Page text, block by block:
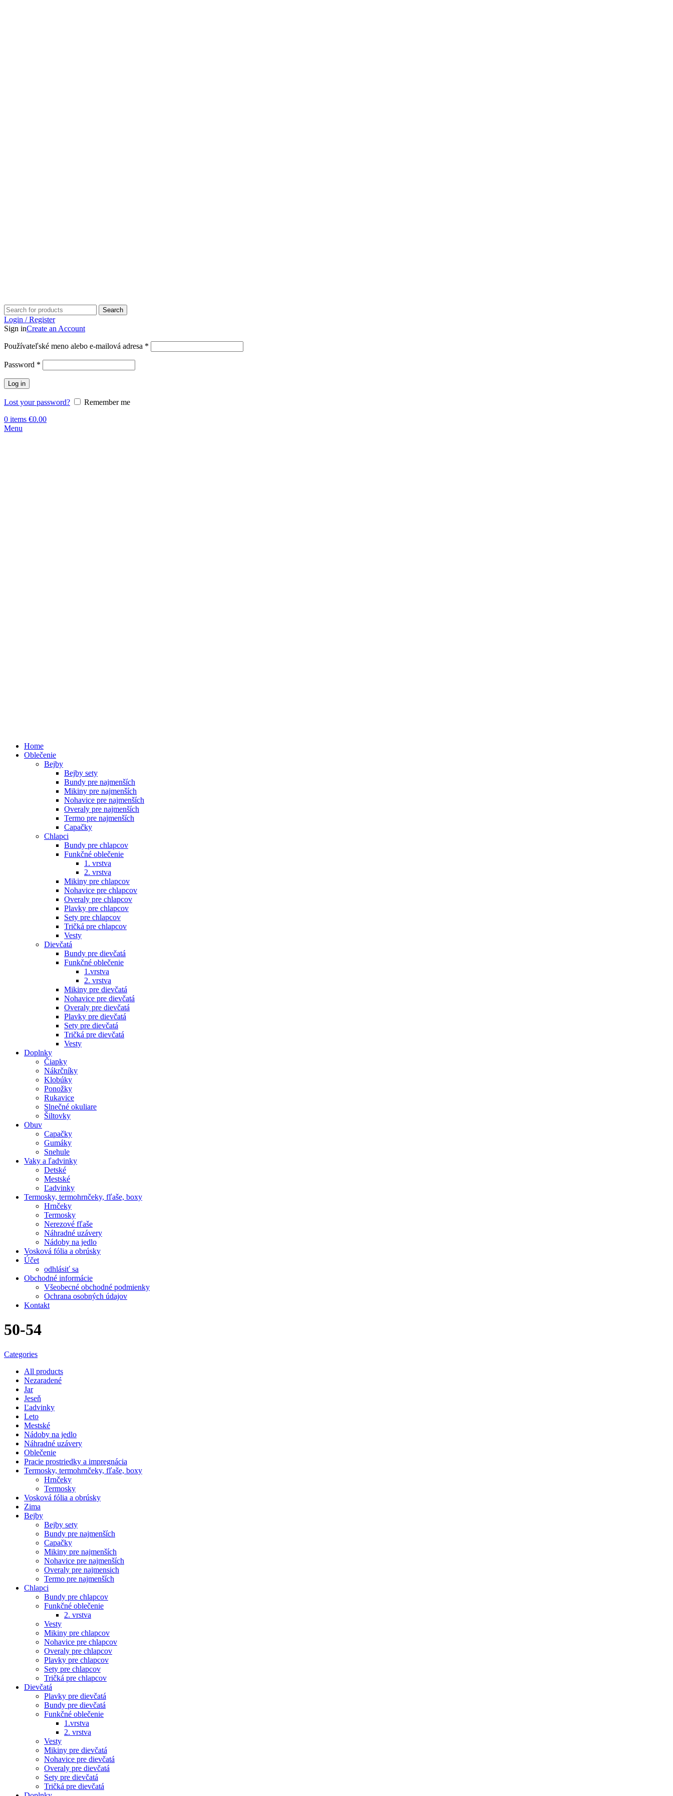
Search
Login / Register
Sign inCreate an Account
Používateľské meno alebo e-mailová adresa *
Password *
Log in
Lost your password?
Remember me
0 items €0.00
Menu
Home
Oblečenie
Bejby
Bejby sety
Bundy pre najmenších
Mikiny pre najmenších
Nohavice pre najmenších
Overaly pre najmenších
Termo pre najmenších
Capačky
Chlapci
Bundy pre chlapcov
Funkčné oblečenie
1. vrstva
2. vrstva
Mikiny pre chlapcov
Nohavice pre chlapcov
Overaly pre chlapcov
Plavky pre chlapcov
Sety pre chlapcov
Tričká pre chlapcov
Vesty
Dievčatá
Bundy pre dievčatá
Funkčné oblečenie
1.vrstva
2. vrstva
Mikiny pre dievčatá
Nohavice pre dievčatá
Overaly pre dievčatá
Plavky pre dievčatá
Sety pre dievčatá
Tričká pre dievčatá
Vesty
Doplnky
Čiapky
Nákrčníky
Klobúky
Ponožky
Rukavice
Slnečné okuliare
Šiltovky
Obuv
Capačky
Gumáky
Snehule
Vaky a ľadvinky
Detské
Mestské
Ľadvinky
Termosky, termohrnčeky, fľaše, boxy
Hrnčeky
Termosky
Nerezové fľaše
Náhradné uzávery
Nádoby na jedlo
Vosková fólia a obrúsky
Účet
odhlásiť sa
Obchodné informácie
Všeobecné obchodné podmienky
Ochrana osobných údajov
Kontakt
50-54
Categories
All products
Nezaradené
Jar
Jeseň
Ľadvinky
Leto
Mestské
Nádoby na jedlo
Náhradné uzávery
Oblečenie
Pracie prostriedky a impregnácia
Termosky, termohrnčeky, fľaše, boxy
Hrnčeky
Termosky
Vosková fólia a obrúsky
Zima
Bejby
Bejby sety
Bundy pre najmenších
Capačky
Mikiny pre najmenších
Nohavice pre najmenších
Overaly pre najmensich
Termo pre najmenších
Chlapci
Bundy pre chlapcov
Funkčné oblečenie
2. vrstva
Vesty
Mikiny pre chlapcov
Nohavice pre chlapcov
Overaly pre chlapcov
Plavky pre chlapcov
Sety pre chlapcov
Tričká pre chlapcov
Dievčatá
Plavky pre dievčatá
Bundy pre dievčatá
Funkčné oblečenie
1.vrstva
2. vrstva
Vesty
Mikiny pre dievčatá
Nohavice pre dievčatá
Overaly pre dievčatá
Sety pre dievčatá
Tričká pre dievčatá